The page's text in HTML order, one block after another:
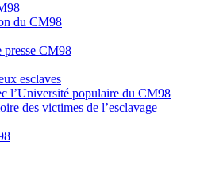
du CM98
presse CM98
esclaves
l’Université populaire du CM98
des victimes de l’esclavage